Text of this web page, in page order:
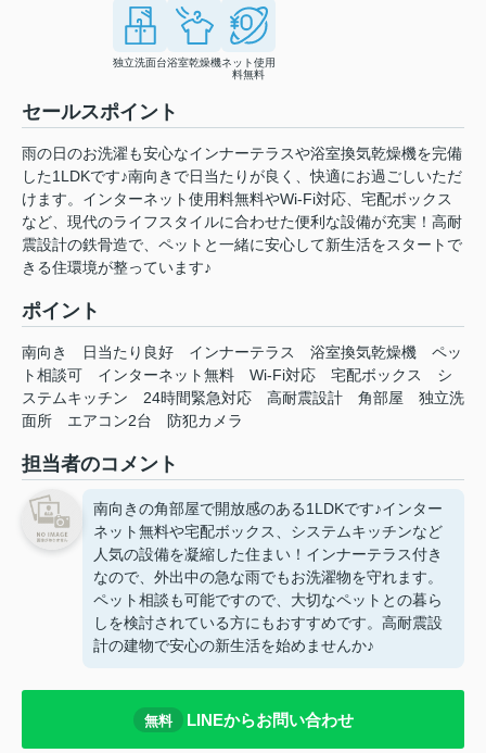
独立洗面台浴室乾燥機ネット使用
料無料
セールスポイント
雨の日のお洗濯も安心なインナーテラスや浴室換気乾燥機を完備
した1LDKです♪南向きで日当たりが良く、快適にお過ごしいただ
けます。インターネット使用料無料やWi-Fi対応、宅配ボックス
など、現代のライフスタイルに合わせた便利な設備が充実！高耐
震設計の鉄骨造で、ペットと一緒に安心して新生活をスタートで
きる住環境が整っています♪
ポイント
南向き 日当たり良好 インナーテラス 浴室換気乾燥機
ペッ
ト相談可
インターネット無料 Wi-Fi対応 宅配ボックス
シ
ステムキッチン
24時間緊急対応 高耐震設計 角部屋
独立洗
面所
エアコン2台 防犯カメラ
担当者のコメント
南向きの角部屋で開放感のある1LDKです♪インター
ネット無料や宅配ボックス、システムキッチンなど
人気の設備を凝縮した住まい！インナーテラス付き
なので、外出中の急な雨でもお洗濯物を守れます。
ペット相談も可能ですので、大切なペットとの暮ら
しを検討されている方にもおすすめです。高耐震設
計の建物で安心の新生活を始めませんか♪
無料 LINEからお問い合わせ